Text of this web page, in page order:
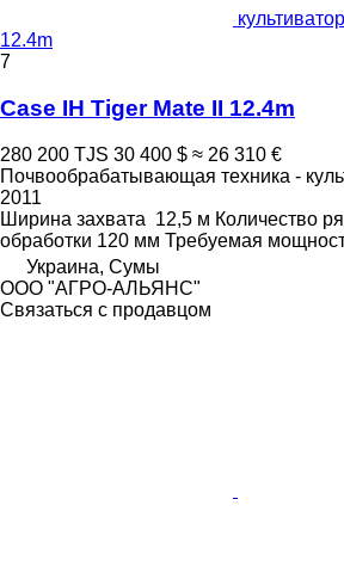
12.4m
7
Case IH Tiger Mate II 12.4m
280 200 TJS 30 400 $ ≈ 26 310 €
Почвообрабатывающая техника -
2011
Ширина захвата 12,5 м Количество
обработки 120 мм Требуемая
Украина, Сумы
ООО "АГРО-АЛЬЯНС"
Связаться с продавцом